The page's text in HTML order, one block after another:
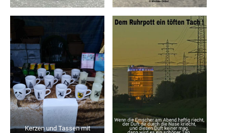
Kerzen und Tassen mit